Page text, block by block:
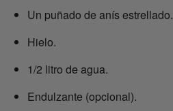
Un puñado de anís estrellado.
Hielo.
1/2 litro de agua.
Endulzante (opcional).